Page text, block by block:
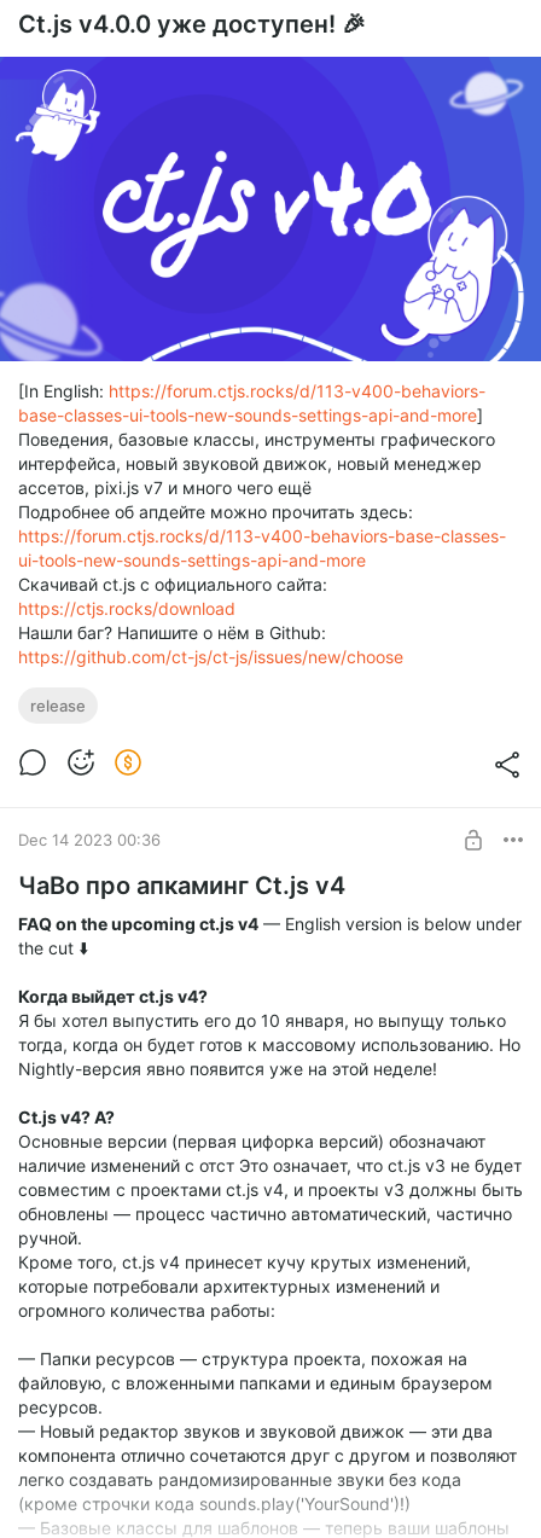
Ct.js v4.0.0 уже доступен! 🎉
[In English: https://forum.ctjs.rocks/d/113-v400-behaviors-
base-classes-ui-tools-new-sounds-settings-api-and-more]
Поведения, базовые классы, инструменты графического
интерфейса, новый звуковой движок, новый менеджер
ассетов, pixi.js v7 и много чего ещё
Подробнее об апдейте можно прочитать здесь:
https://forum.ctjs.rocks/d/113-v400-behaviors-base-classes-
ui-tools-new-sounds-settings-api-and-more
Скачивай ct.js с официального сайта:
https://ctjs.rocks/download
Нашли баг? Напишите о нём в Github:
https://github.com/ct-js/ct-js/issues/new/choose
release
Dec 14 2023 00:36
ЧаВо про апкаминг Ct.js v4
FAQ on the upcoming ct.js v4 — English version is below under
the cut ⬇️
Когда выйдет ct.js v4?
Я бы хотел выпустить его до 10 января, но выпущу только
тогда, когда он будет готов к массовому использованию. Но
Nightly-версия явно появится уже на этой неделе!
Ct.js v4? А?
Основные версии (первая цифорка версий) обозначают
наличие изменений с отст Это означает, что ct.js v3 не будет
совместим с проектами ct.js v4, и проекты v3 должны быть
обновлены — процесс частично автоматический, частично
ручной.
Кроме того, ct.js v4 принесет кучу крутых изменений,
которые потребовали архитектурных изменений и
огромного количества работы:
— Папки ресурсов — структура проекта, похожая на
файловую, с вложенными папками и единым браузером
ресурсов.
— Новый редактор звуков и звуковой движок — эти два
компонента отлично сочетаются друг с другом и позволяют
легко создавать рандомизированные звуки без кода
(кроме строчки кода sounds.play('YourSound')!)
— Базовые классы для шаблонов — теперь ваши шаблоны